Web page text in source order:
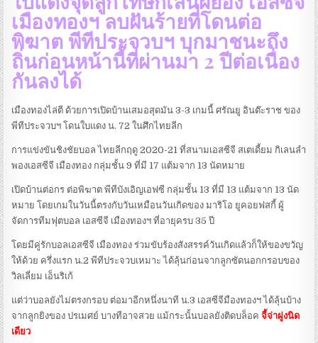
เมืองทองฯ ลบฝันร้ายที่โดนต่อ
พิฆาต พีทีประจวบฯ บุกมาชนะถึง
ถิ่นก่อนหน้านี้ที่ผ่านมา 2 ปีต่อเนื่อง
กันลงได้
เมืองทองไล่ตี ด้วยการเปิดบ้านเสมอสุดมัน 3-3 เกมนี้ ศรัณยู อินต๊ะราช ของ
พีทีประจวบฯ โดนใบแดง น. 72 ในศึกไทยลีก
การแข่งขันชิงชัยบอล ไทยลีกฤดู 2020-21 ที่สนามเอสซีจี สเตเดี้ยม กิเลนลำ
พองเอสซีจี เมืองทอง กลุ่มชั้น 9 ที่มี 17 แต้มจาก 13 นัดหมาย
เปิดบ้านต่อกร ต่อพิฆาต พีทีบังเอิญเอฟซี กลุ่มชั้น 13 ที่มี 13 แต้มจาก 13 นัด
หมาย โดยเกมในวันนี้ตรงกับวันเหมือนวันเกิดของ มาริโอ ยูคอยฟสกี้ ผู้
จัดการทีมฟุตบอล เอสซีจี เมืองทองฯ ที่อายุครบ 35 ปี
โดยมีคู่รักบอลเอสซีจี เมืองทอง ร่วมขับร้องสังสรรค์วันเกิดแล้วก็ให้ของขวัญ
ให้ด้วย ครึ่งแรก น.2 พีทีประจวบเหมาะ ได้ลุ้นก่อนจากลูกซัดนอกกรอบของ
วิลเลี่ยม เอ็นริเก้
แต่ว่าบอลยังไม่ตรงกรอบ ต่อมาอีกหนึ่งนาที น.3 เอสซีจีมืองทองฯ ได้ลุ้นบ้าง
จากลูกยิงของ ปรเมศย์ บางทีอาจสวย แม้กระนั้นบอลยังติดบล็อคจี้จ่าฝูงนิด
เดียว